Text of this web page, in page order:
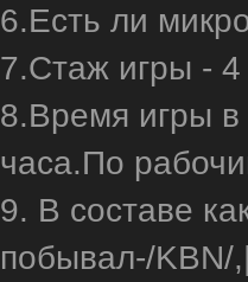
6.Есть ли
7.Стаж игры - 4
8.Время игры в
часа.По
9. В составе
побывал-/KBN/